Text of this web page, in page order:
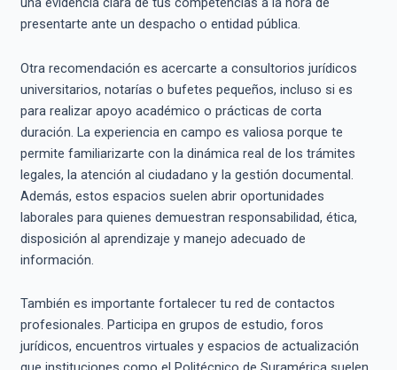
presentarte ante un despacho o entidad pública.
Otra recomendación es acercarte a consultorios jurídicos
universitarios, notarías o bufetes pequeños, incluso si es
para realizar apoyo académico o prácticas de corta
duración. La experiencia en campo es valiosa porque te
permite familiarizarte con la dinámica real de los trámites
legales, la atención al ciudadano y la gestión documental.
Además, estos espacios suelen abrir oportunidades
laborales para quienes demuestran responsabilidad, ética,
disposición al aprendizaje y manejo adecuado de
información.
También es importante fortalecer tu red de contactos
profesionales. Participa en grupos de estudio, foros
jurídicos, encuentros virtuales y espacios de actualización